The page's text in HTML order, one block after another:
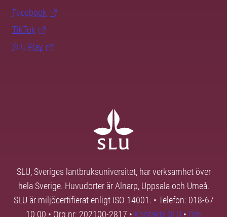
Facebook
TikTok
SLU Play
SLU, Sveriges lantbruksuniversitet, har verksamhet över
hela Sverige. Huvudorter är Alnarp, Uppsala och Umeå.
SLU är miljöcertifierat enligt ISO 14001. • Telefon: 018-67
10 00 • Org nr: 202100-2817 • Kontakta SLU • Om